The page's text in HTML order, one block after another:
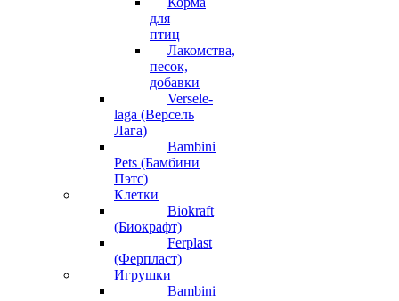
для
птиц
Лакомства,
песок,
добавки
Versele-
laga (Версель
Лага)
Bambini
Pets (Бамбини
Пэтс)
Клетки
Biokraft
(Биокрафт)
Ferplast
(Ферпласт)
Игрушки
Bambini